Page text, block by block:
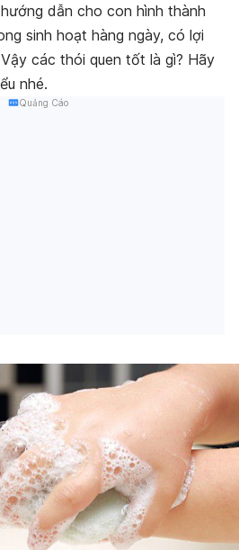
dẫn cho con hình thành
sinh hoạt hàng ngày, có lợi
các thói quen tốt là gì? Hãy
nhé.
Quảng Cáo